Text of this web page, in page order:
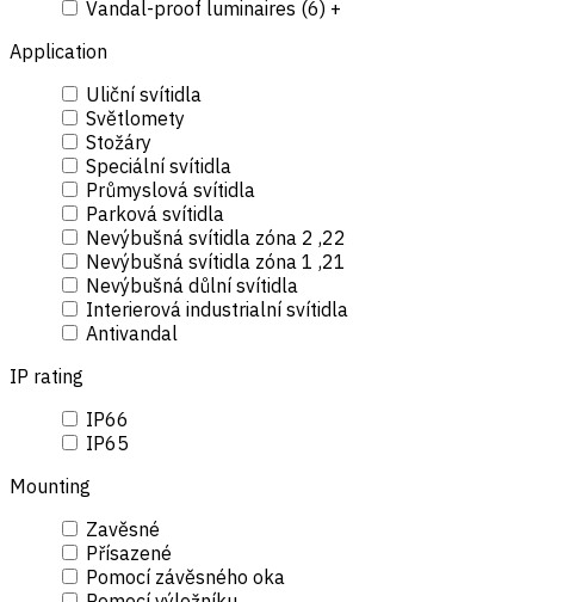
Vandal-proof luminaires (6) +
Application
Uliční svítidla
Světlomety
Stožáry
Speciální svítidla
Průmyslová svítidla
Parková svítidla
Nevýbušná svítidla zóna 2 ,22
Nevýbušná svítidla zóna 1 ,21
Nevýbušná důlní svítidla
Interierová industrialní svítidla
Antivandal
IP rating
IP66
IP65
Mounting
Zavěsné
Přísazené
Pomocí závěsného oka